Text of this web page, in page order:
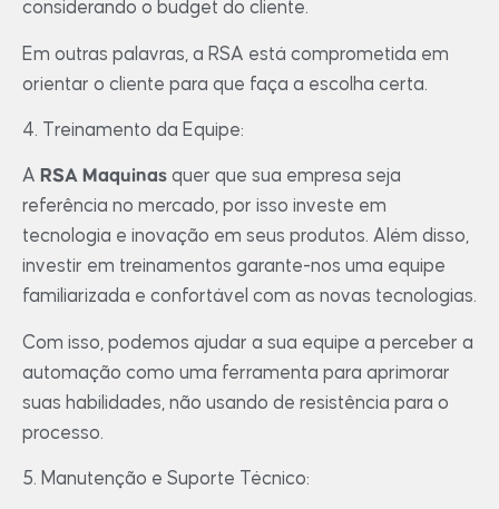
considerando o budget do cliente.
Em outras palavras, a RSA está comprometida em
orientar o cliente para que faça a escolha certa.
4. Treinamento da Equipe:
A RSA Maquinas quer que sua empresa seja
referência no mercado, por isso investe em
tecnologia e inovação em seus produtos. Além disso,
investir em treinamentos garante-nos uma equipe
familiarizada e confortável com as novas tecnologias.
Com isso, podemos ajudar a sua equipe a perceber a
automação como uma ferramenta para aprimorar
suas habilidades, não usando de resistência para o
processo.
5. Manutenção e Suporte Técnico: